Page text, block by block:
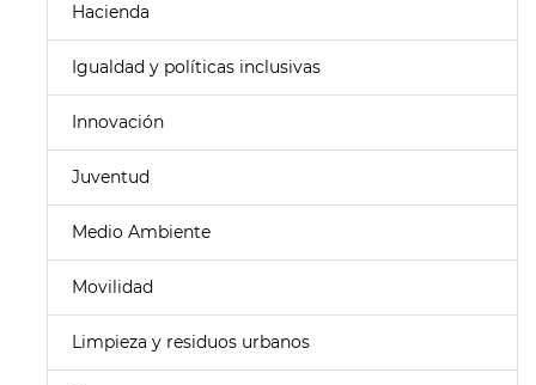
Hacienda
Igualdad y políticas inclusivas
Innovación
Juventud
Medio Ambiente
Movilidad
Limpieza y residuos urbanos